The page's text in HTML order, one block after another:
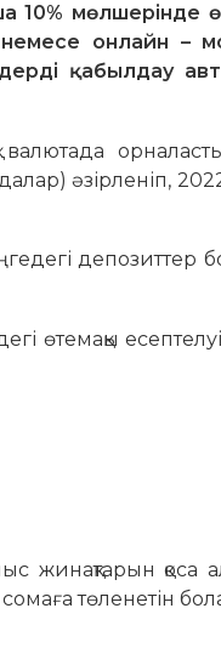
10% мөлшерінде
онлайн –
қабылдау
әзірленіп,
депозиттер
өтемақы
жинақтарын қоса
төленетін